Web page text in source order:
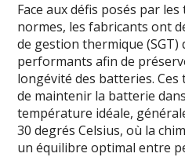
Face aux défis posés par
normes, les fabricants ont
de gestion thermique (SGT)
performants afin de
longévité des batteries.
de maintenir la batterie
température idéale,
30 degrés Celsius, où la
un équilibre optimal entre